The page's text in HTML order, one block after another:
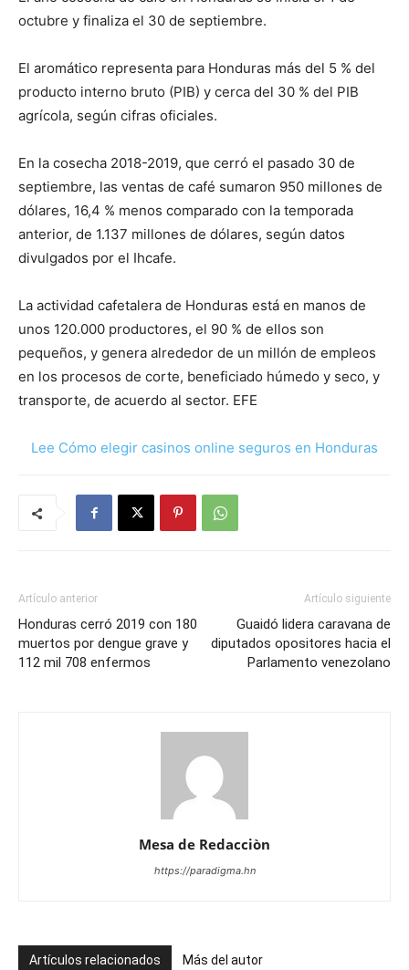
octubre y finaliza el 30 de septiembre.
El aromático representa para Honduras más del 5 % del
producto interno bruto (PIB) y cerca del 30 % del PIB
agrícola, según cifras oficiales.
En la cosecha 2018-2019, que cerró el pasado 30 de
septiembre, las ventas de café sumaron 950 millones de
dólares, 16,4 % menos comparado con la temporada
anterior, de 1.137 millones de dólares, según datos
divulgados por el Ihcafe.
La actividad cafetalera de Honduras está en manos de
unos 120.000 productores, el 90 % de ellos son
pequeños, y genera alrededor de un millón de empleos
en los procesos de corte, beneficiado húmedo y seco, y
transporte, de acuerdo al sector. EFE
Lee Cómo elegir casinos online seguros en Honduras
Artículo anterior
Honduras cerró 2019 con 180
muertos por dengue grave y
112 mil 708 enfermos
Artículo siguiente
Guaidó lidera caravana de
diputados opositores hacia el
Parlamento venezolano
Mesa de Redacciòn
https://paradigma.hn
Artículos relacionados Más del autor